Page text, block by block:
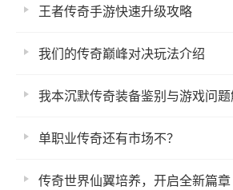
王者传奇手游快速升级攻略
我们的传奇巅峰对决玩法介绍
我本沉默传奇装备鉴别与游戏问
单职业传奇还有市场不？
传奇世界仙翼培养，开启全新篇章